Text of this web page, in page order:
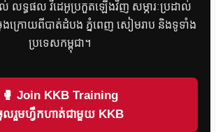
ល់ លទ្ធផល វីដេអូប្រកួតឡើងវិញ សម្ភារៈប្រដាល់
ងក្រោយពីបាត់ដំបង ភ្នំពេញ សៀមរាប និងទូទាំង
ប្រទេសកម្ពុជា។
🥊 Join KKB Training
លរួមហ្វឹកហាត់ជាមួយ KKB